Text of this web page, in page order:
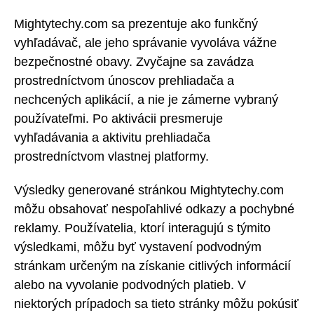
Mightytechy.com sa prezentuje ako funkčný
vyhľadávač, ale jeho správanie vyvoláva vážne
bezpečnostné obavy. Zvyčajne sa zavádza
prostredníctvom únoscov prehliadača a
nechcených aplikácií, a nie je zámerne vybraný
používateľmi. Po aktivácii presmeruje
vyhľadávania a aktivitu prehliadača
prostredníctvom vlastnej platformy.
Výsledky generované stránkou Mightytechy.com
môžu obsahovať nespoľahlivé odkazy a pochybné
reklamy. Používatelia, ktorí interagujú s týmito
výsledkami, môžu byť vystavení podvodným
stránkam určeným na získanie citlivých informácií
alebo na vyvolanie podvodných platieb. V
niektorých prípadoch sa tieto stránky môžu pokúsiť